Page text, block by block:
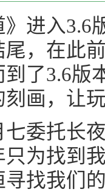
》进入
，在此
了3.6版
画，让
委托长
为找到
找我们